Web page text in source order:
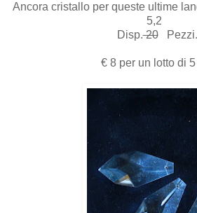
Ancora cristallo per queste ultime
5,2
Disp.20Pezzi.
€ 8 per un lotto di 5